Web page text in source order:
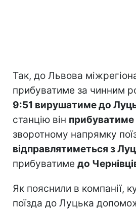
Так, до Львова
прибуватиме за чинним
9:51 вирушатиме до
станцію він прибуватиме
зворотному напрямку
відправлятиметься з
прибуватиме до
Як пояснили в компанії,
поїзда до Луцька